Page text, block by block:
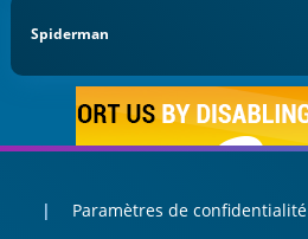
Spiderman
Paramètres de confidentialité